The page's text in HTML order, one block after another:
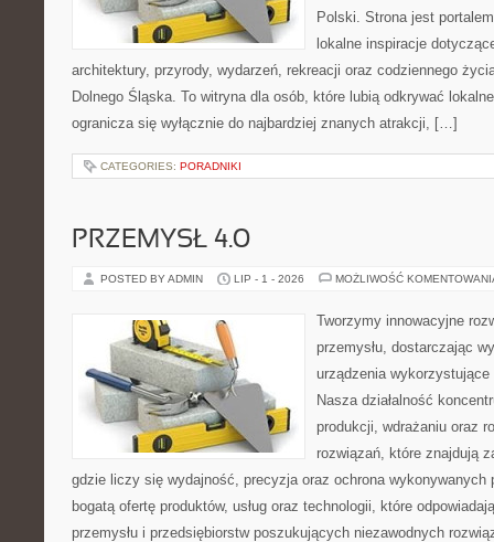
Polski. Strona jest
lokalne inspiracje
architektury, przyrody, wydarzeń, rekreacji oraz codziennego
Dolnego Śląska. To witryna dla osób, które lubią odkrywać
ogranicza się wyłącznie do najbardziej znanych atrakcji, […]
CATEGORIES: PORADNIKI
PRZEMYSŁ 4.0
POSTED BY ADMIN LIP - 1 - 2026 MOŻLIWOŚĆ
Tworzymy innowacyjne
przemysłu, dostarczając
urządzenia
Nasza działalność
produkcji, wdrażaniu oraz
rozwiązań, które znajdują
gdzie liczy się wydajność, precyzja oraz ochrona wykonywanych
bogatą ofertę produktów, usług oraz technologii, które
przemysłu i przedsiębiorstw poszukujących niezawodnych